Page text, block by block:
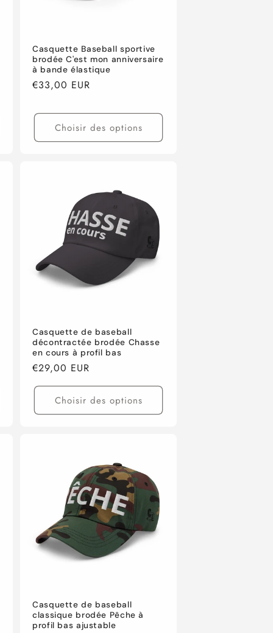
Casquette Baseball sportive
brodée C'est mon anniversaire
à bande élastique
Prix
€33,00 EUR
Choisir des options
Casquette de baseball
décontractée brodée Chasse
en cours à profil bas
Prix
habituel
€29,00 EUR
Choisir des options
Casquette de baseball
classique brodée Pêche à
profil bas ajustable